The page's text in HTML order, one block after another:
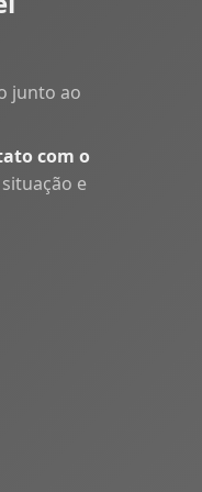
junto ao
com o
e